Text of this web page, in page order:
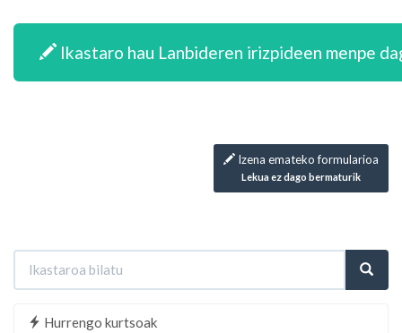
Ikastaro hau Lanbideren irizpideen menpe
Izena emateko formularioa
Lekua ez dago bermaturik
Hurrengo kurtsoak